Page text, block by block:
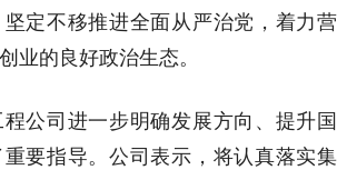
定不移推进全面从严治党，着力营
业的良好政治生态。
公司进一步明确发展方向、提升国
要指导。公司表示，将认真落实集